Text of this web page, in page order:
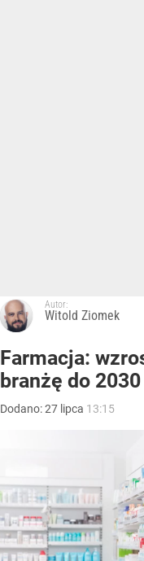
Autor:
Witold Ziomek
Farmacja:
branżę do
Dodano:27 lipca 13:15